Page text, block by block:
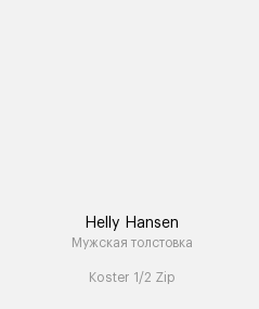
Helly Hansen
Мужская толстовка
Koster 1/2 Zip